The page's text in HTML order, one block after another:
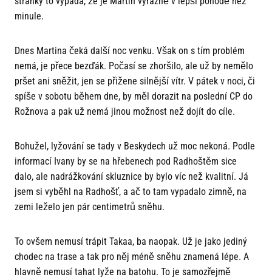
minule.
Dnes Martina čeká další noc venku. Však on s tím problém
nemá, je přece bezďák. Počasí se zhoršilo, ale už by nemělo
pršet ani sněžit, jen se přižene silnější vítr. V pátek v noci, či
spíše v sobotu během dne, by měl dorazit na poslední CP do
Rožnova a pak už nemá jinou možnost než dojít do cíle.
Bohužel, lyžování se tady v Beskydech už moc nekoná. Podle
informací Ivany by se na hřebenech pod Radhoštěm sice
dalo, ale nadrážkování skluznice by bylo víc než kvalitní. Já
jsem si vyběhl na Radhošť, a ač to tam vypadalo zimně, na
zemi leželo jen pár centimetrů sněhu.
To ovšem nemusí trápit Takaa, ba naopak. Už je jako jediný
chodec na trase a tak pro něj méně sněhu znamená lépe. A
hlavně nemusí tahat lyže na batohu. To je samozřejmě